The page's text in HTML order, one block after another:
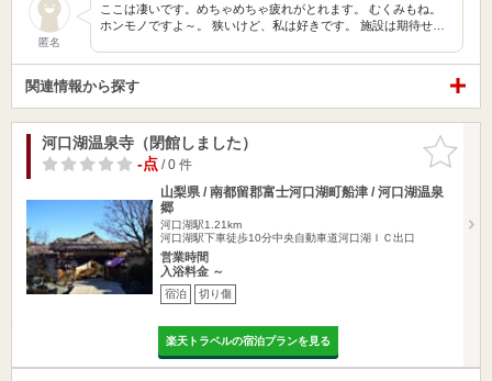
匿名
ここは凄いです。めちゃめちゃ疲れがとれます。 むくみもね。
ホンモノですよ～。 狭いけど、私は好きです。 施設は期待せ…
関連情報から探す
お気に入
りに追加
河口湖温泉寺（閉館しました）
-点/ 0 件
山梨県 / 南都留郡富士河口湖町船津 / 河口湖温泉
郷
河口湖駅1.21km
河口湖駅下車徒歩10分中央自動車道河口湖ＩＣ出口
営業時間
入浴料金 ～
宿泊 切り傷
楽天トラベルの宿泊プランを見る